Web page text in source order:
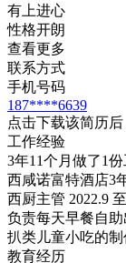
有上进心
性格开朗
查看更多
联系方式
手机号码
187****6639
点击下载该简历
工作经验
3年11个月做了1
西咸诺富特酒店3
西厨主管 2022.9
负责每天早餐自
扒类儿童小吃的制
教育经历